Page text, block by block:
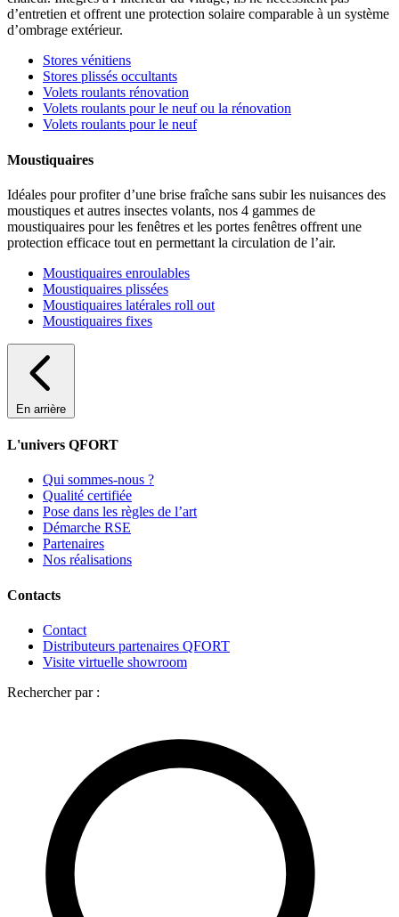
d’entretien et offrent une protection solaire comparable à un système
d’ombrage extérieur.
Stores vénitiens
Stores plissés occultants
Volets roulants rénovation
Volets roulants pour le neuf ou la rénovation
Volets roulants pour le neuf
Moustiquaires
Idéales pour profiter d’une brise fraîche sans subir les nuisances des
moustiques et autres insectes volants, nos 4 gammes de
moustiquaires pour les fenêtres et les portes fenêtres offrent une
protection efficace tout en permettant la circulation de l’air.
Moustiquaires enroulables
Moustiquaires plissées
Moustiquaires latérales roll out
Moustiquaires fixes
En arrière
L'univers QFORT
Qui sommes-nous ?
Qualité certifiée
Pose dans les règles de l’art
Démarche RSE
Partenaires
Nos réalisations
Contacts
Contact
Distributeurs partenaires QFORT
Visite virtuelle showroom
Rechercher par :